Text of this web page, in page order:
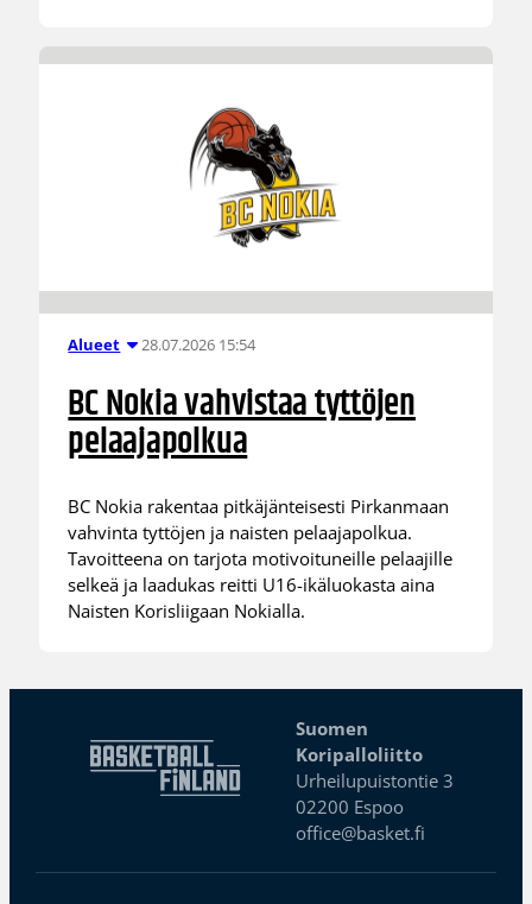
Alueet 28.07.2026 15:54
BC Nokia vahvistaa tyttöjen
pelaajapolkua
BC Nokia rakentaa pitkäjänteisesti Pirkanmaan
vahvinta tyttöjen ja naisten pelaajapolkua.
Tavoitteena on tarjota motivoituneille pelaajille
selkeä ja laadukas reitti U16-ikäluokasta aina
Naisten Korisliigaan Nokialla.
Suomen
Koripalloliitto
Urheilupuistontie 3
02200 Espoo
office@basket.fi